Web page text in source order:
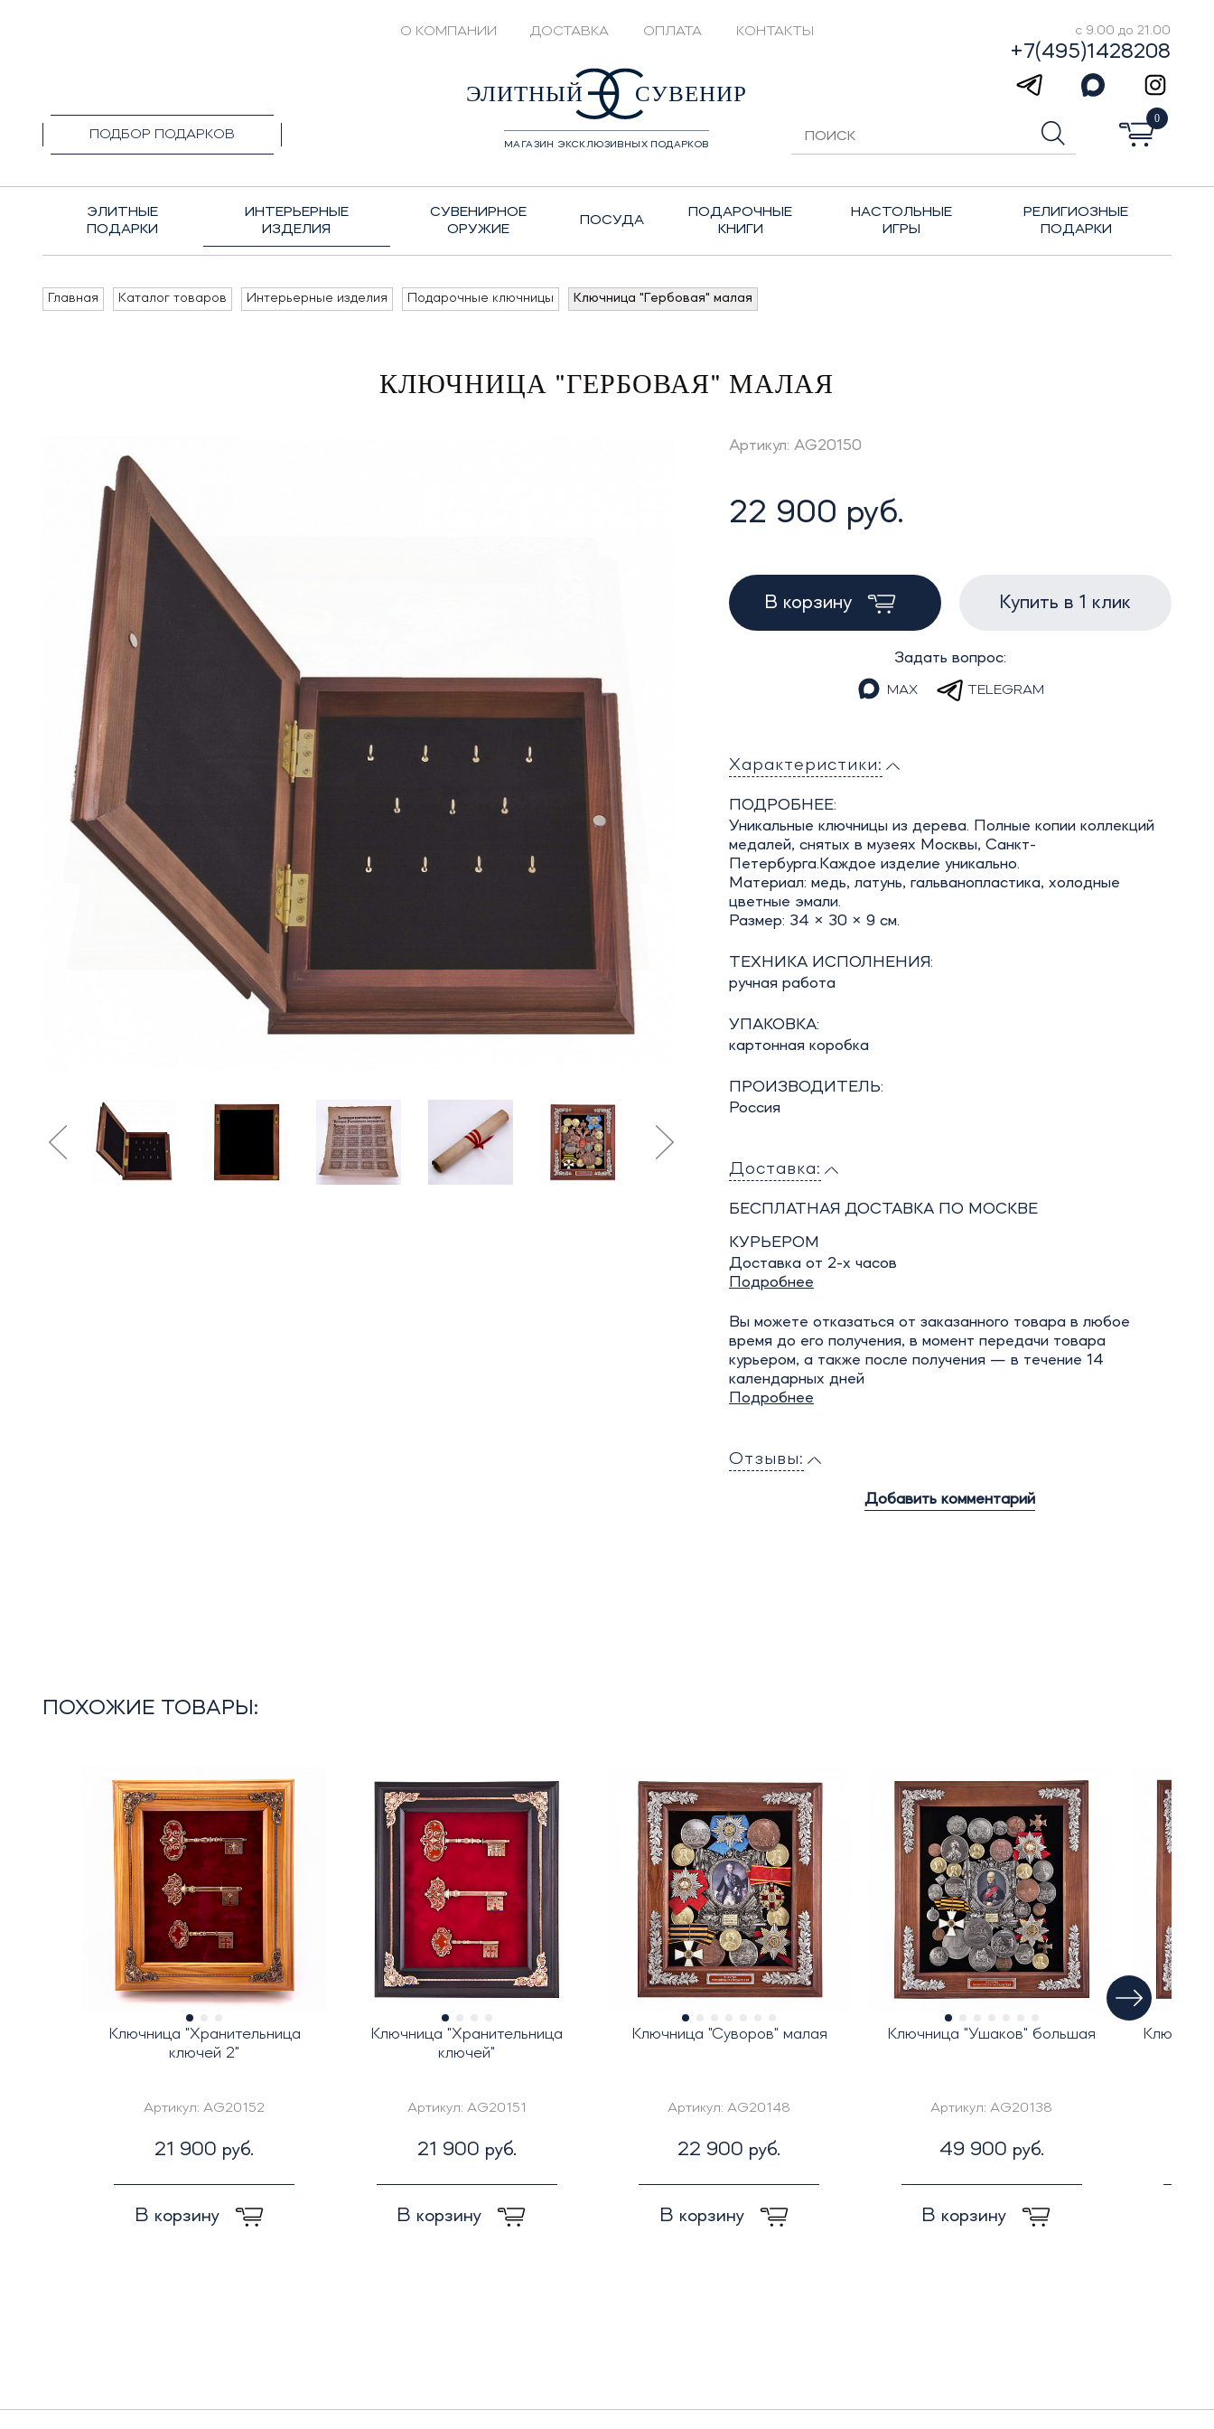
О КОМПАНИИ ДОСТАВКА ОПЛАТА КОНТАКТЫ с 9.00 до 21.00
+7(495)1428208
ПОДБОР ПОДАРКОВ
+7(495)1428208ЭЛИТНЫЙ СУВЕНИР
МАГАЗИН ЭКСКЛЮЗИВНЫХ ПОДАРКОВ
0
ЭЛИТНЫЕ
ПОДАРКИ
ИНТЕРЬЕРНЫЕ
ИЗДЕЛИЯ
СУВЕНИРНОЕ
ОРУЖИЕ
ПОСУДА
ПОДАРОЧНЫЕ
КНИГИ
НАСТОЛЬНЫЕ
ИГРЫ
РЕЛИГИОЗНЫЕ
ПОДАРКИ
Главная Каталог товаров Интерьерные изделия Подарочные ключницы Ключница "Гербовая" малая
КЛЮЧНИЦА "ГЕРБОВАЯ" МАЛАЯ
Артикул: AG20150
22 900 руб.
В корзину Купить в 1 клик
Задать вопрос:
MAX TELEGRAM
Характеристики:
ПОДРОБНЕЕ:
Уникальные ключницы из дерева. Полные копии коллекций
медалей, снятых в музеях Москвы, Санкт-
Петербурга.Каждое изделие уникально.
Материал: медь, латунь, гальванопластика, холодные
цветные эмали.
Размер: 34 × 30 × 9 см.
ТЕХНИКА ИСПОЛНЕНИЯ:
ручная работа
УПАКОВКА:
картонная коробка
ПРОИЗВОДИТЕЛЬ:
Россия
Доставка:
БЕСПЛАТНАЯ ДОСТАВКА ПО МОСКВЕ
КУРЬЕРОМ
Доставка от 2-х часов
Подробнее
Вы можете отказаться от заказанного товара в любое
время до его получения, в момент передачи товара
курьером, а также после получения — в течение 14
календарных дней
Подробнее
Отзывы:
Добавить комментарий
ПОХОЖИЕ ТОВАРЫ:
Ключница "Хранительница
ключей 2"
Артикул:AG20152
21 900 руб.
В корзину
Ключница "Хранительница
ключей"
Артикул: AG20151
21 900 руб.
В корзину
Ключница "Суворов" малая
Артикул:AG20148
22 900 руб.
В корзину
Ключница "Ушаков" большая
Артикул:AG20138
49 900 руб.
В корзину